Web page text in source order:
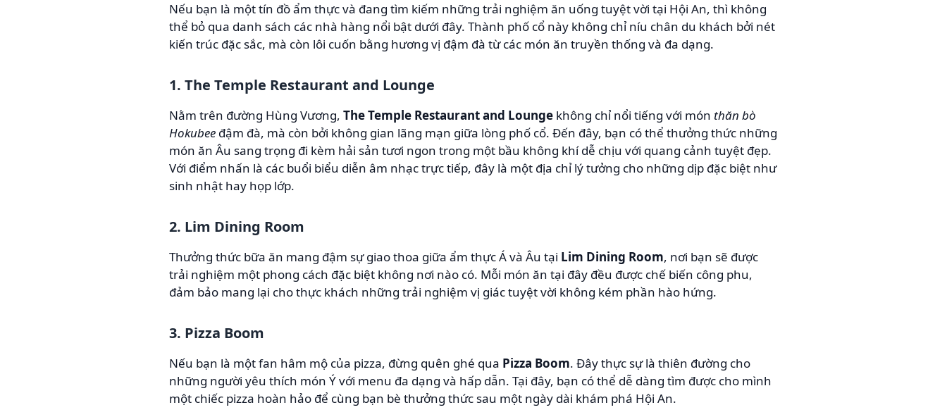
Nếu bạn là một tín đồ ẩm thực và đang tìm kiếm những trải nghiệm ăn uống tuyệt vời tại Hội An, thì không
thể bỏ qua danh sách các nhà hàng nổi bật dưới đây. Thành phố cổ này không chỉ níu chân du khách bởi nét
kiến trúc đặc sắc, mà còn lôi cuốn bằng hương vị đậm đà từ các món ăn truyền thống và đa dạng.
1. The Temple Restaurant and Lounge
Nằm trên đường Hùng Vương, The Temple Restaurant and Lounge không chỉ nổi tiếng với món thăn bò
Hokubee đậm đà, mà còn bởi không gian lãng mạn giữa lòng phố cổ. Đến đây, bạn có thể thưởng thức những
món ăn Âu sang trọng đi kèm hải sản tươi ngon trong một bầu không khí dễ chịu với quang cảnh tuyệt đẹp.
Với điểm nhấn là các buổi biểu diễn âm nhạc trực tiếp, đây là một địa chỉ lý tưởng cho những dịp đặc biệt như
sinh nhật hay họp lớp.
2. Lim Dining Room
Thưởng thức bữa ăn mang đậm sự giao thoa giữa ẩm thực Á và Âu tại Lim Dining Room, nơi bạn sẽ được
trải nghiệm một phong cách đặc biệt không nơi nào có. Mỗi món ăn tại đây đều được chế biến công phu,
đảm bảo mang lại cho thực khách những trải nghiệm vị giác tuyệt vời không kém phần hào hứng.
3. Pizza Boom
Nếu bạn là một fan hâm mộ của pizza, đừng quên ghé qua Pizza Boom. Đây thực sự là thiên đường cho
những người yêu thích món Ý với menu đa dạng và hấp dẫn. Tại đây, bạn có thể dễ dàng tìm được cho mình
một chiếc pizza hoàn hảo để cùng bạn bè thưởng thức sau một ngày dài khám phá Hội An.